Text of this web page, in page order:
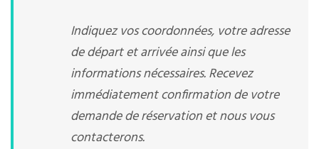
Indiquez vos coordonnées, votre adresse
de départ et arrivée ainsi que les
informations nécessaires. Recevez
immédiatement confirmation de votre
demande de réservation et nous vous
contacterons.